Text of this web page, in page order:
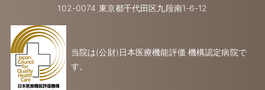
102-0074 東京都千代田区九段南1-6-12
当院は(公財)日本医療機能評価 機構認定病院で
す。